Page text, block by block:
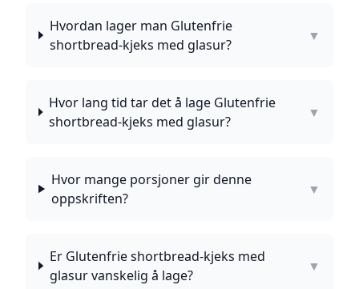
Hvordan lager man Glutenfrie
shortbread-kjeks med glasur?
▼
Hvor lang tid tar det å lage Glutenfrie
shortbread-kjeks med glasur?
▼
Hvor mange porsjoner gir denne
oppskriften?
▼
Er Glutenfrie shortbread-kjeks med
glasur vanskelig å lage?
▼